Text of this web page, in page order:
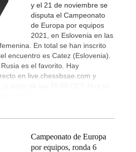
y el 21 de noviembre se
disputa el Campeonato
de Europa por equipos
2021, en Eslovenia en las
En total se han inscrito
encuentro es Catez (Eslovenia).
es el favorito. Hay
en live.chessbsae.com y
Campeonato de Europa
por equipos, ronda 6